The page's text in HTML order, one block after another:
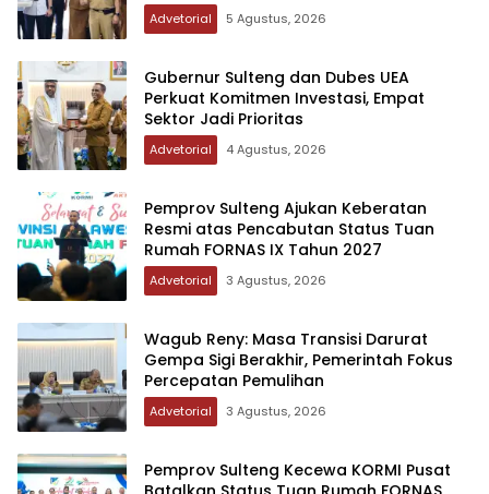
Advetorial 5 Agustus, 2026
Gubernur Sulteng dan Dubes UEA
Perkuat Komitmen Investasi, Empat
Sektor Jadi Prioritas
Advetorial 4 Agustus, 2026
Pemprov Sulteng Ajukan Keberatan
Resmi atas Pencabutan Status Tuan
Rumah FORNAS IX Tahun 2027
Advetorial 3 Agustus, 2026
Wagub Reny: Masa Transisi Darurat
Gempa Sigi Berakhir, Pemerintah Fokus
Percepatan Pemulihan
Advetorial 3 Agustus, 2026
Pemprov Sulteng Kecewa KORMI Pusat